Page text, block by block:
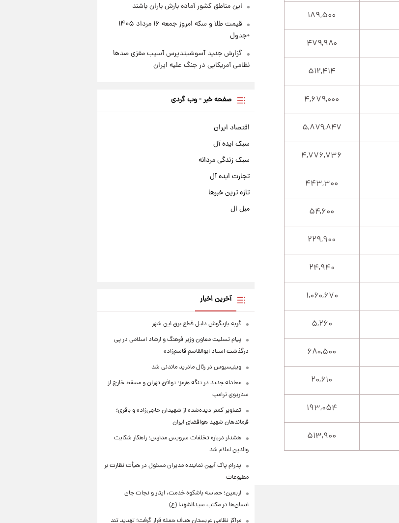
۱۸۹,۵۰۰
۴۷۹,۹۸۰
۵۱۲,۴۱۴
۴,۶۷۹,۰۰۰
۵,۸۷۹,۸۴۷
۴,۷۷۶,۷۳۶
۴۴۳,۳۰۰
۵۴,۶۰۰
۲۲۹,۹۰۰
۲۴,۹۴۰
۱,۰۶۰,۶۷۰
۵,۲۶۰
۶۸۰,۵۰۰
۲۰,۶۱۰
۱۹۳,۰۵۴
۵۱۳,۹۰۰
این مناطق کشور آماده بارش باران باشند
قیمت طلا و سکه امروز جمعه ۱۶ مرداد ۱۴۰۵
+جدول
گزارش جدید آسوشیتدپرس آسیب مغزی صدها
نظامی آمریکایی در جنگ علیه ایران
صفحه خبر - وب گردی
اقتصاد ایران
سبک ایده آل
سبک زندگی مردانه
تجارت ایده آل
تازه ترین خبرها
مبل ال
آخرین اخبار
گربه بازیگوش دلیل قطع برق این شهر
پیام تسلیت معاون وزیر فرهنگ و ارشاد اسلامی در پی
درگذشت استاد ابوالقاسم قاسم‌زاده
وینیسیوس در رئال مادرید ماندنی شد
معادله جدید در تنگه هرمز؛ توافق تهران و مسقط خارج از
سناریوی ترامپ
تصاویر کمتر دیده‌شده از شهیدان حاجی‌زاده و باقری؛
فرماندهان شهید هوافضای ایران
هشدار درباره تخلفات سرویس مدارس؛ راهکار شکایت
والدین اعلام شد
پدرام پاک آیین نماینده مدیران مسئول در هیأت نظارت بر
مطبوعات
اربعین؛ حماسه باشکوه خدمت، ایثار و نجات جان
انسان‌ها در مکتب سیدالشهدا (ع)
مراکز نظامی عربستان هدف حمله قرار گرفت؛ تهدید تند